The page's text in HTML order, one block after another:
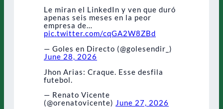
Le miran el LinkedIn y ven que duró
apenas seis meses en la peor
empresa de…
pic.twitter.com/cqGA2W8ZBd
— Goles en Directo (@golesendir_)
June 28, 2026
Jhon Arias: Craque. Esse desfila
futebol.
— Renato Vicente
(@orenatovicente) June 27, 2026